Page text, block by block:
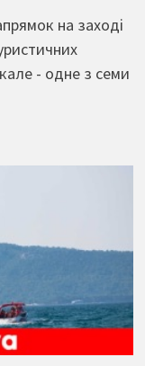
на заході
- одне з семи